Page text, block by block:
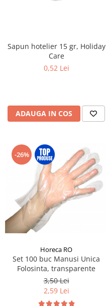
Sapun hotelier 15 gr, Holiday
Care
0,52 Lei
ADAUGA IN COS
-26%
Horeca RO
Set 100 buc Manusi Unica
Folosinta, transparente
3,50 Lei
2,59 Lei